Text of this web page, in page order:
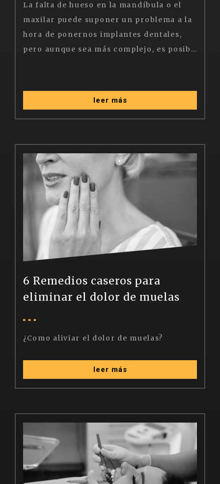
La falta de hueso en la mandíbula o el
maxilar puede suponer un problema a la
hora de ponernos implantes dentales,
pero aunque sea más complejo, es posible hacerlo. Esto puede deberse a diversos factores, como la pérdida de hueso debido a la extracción de un diente, la enfermedad periodontal, o simplemente a la genética de la persona. Sin embargo, no todo está perdido, ya que en la actualidad existen diversas alternativas y técnicas para poder recuperar el hueso necesario y así poder realizar el implante dental con éxito.
leer más
6 Remedios caseros para
eliminar el dolor de muelas
¿Como aliviar el dolor de muelas?
leer más